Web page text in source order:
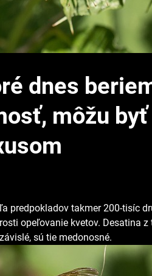
dnes
môžu
predpokladov takmer 200-tisíc
opeľovanie kvetov. Desatina
sú tie medonosné.